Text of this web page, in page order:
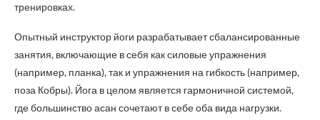
тренировках.
Опытный инструктор йоги разрабатывает сбалансированные
занятия, включающие в себя как силовые упражнения
(например, планка), так и упражнения на гибкость (например,
поза Кобры). Йога в целом является гармоничной системой,
где большинство асан сочетают в себе оба вида нагрузки.